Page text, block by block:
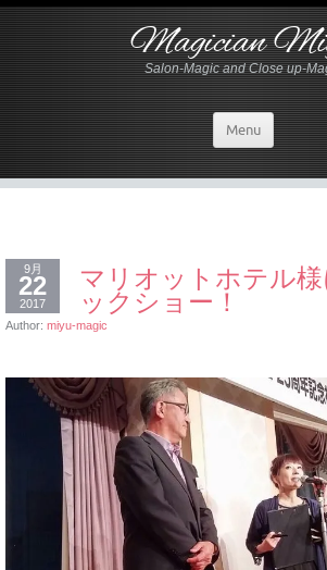
Magician
Salon-Magic and Close up-
Menu
9月
22
2017
マリオットホテル
ックショー！
Author: miyu-magic